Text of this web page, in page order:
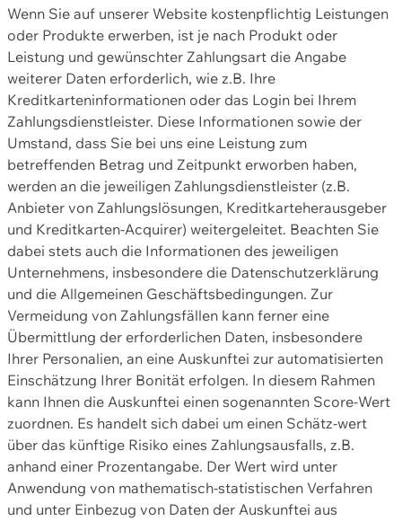
Wenn Sie auf unserer Website kostenpflichtig Leistungen
oder Produkte erwerben, ist je nach Produkt oder
Leistung und gewünschter Zahlungsart die Angabe
weiterer Daten erforderlich, wie z.B. Ihre
Kreditkarteninformationen oder das Login bei Ihrem
Zahlungsdienstleister. Diese Informationen sowie der
Umstand, dass Sie bei uns eine Leistung zum
betreffenden Betrag und Zeitpunkt erworben haben,
werden an die jeweiligen Zahlungsdienstleister (z.B.
Anbieter von Zahlungslösungen, Kreditkarteherausgeber
und Kreditkarten-Acquirer) weitergeleitet. Beachten Sie
dabei stets auch die Informationen des jeweiligen
Unternehmens, insbesondere die Datenschutzerklärung
und die Allgemeinen Geschäftsbedingungen. Zur
Vermeidung von Zahlungsfällen kann ferner eine
Übermittlung der erforderlichen Daten, insbesondere
Ihrer Personalien, an eine Auskunftei zur automatisierten
Einschätzung Ihrer Bonität erfolgen. In diesem Rahmen
kann Ihnen die Auskunftei einen sogenannten Score-Wert
zuordnen. Es handelt sich dabei um einen Schätz-wert
über das künftige Risiko eines Zahlungsausfalls, z.B.
anhand einer Prozentangabe. Der Wert wird unter
Anwendung von mathematisch-statistischen Verfahren
und unter Einbezug von Daten der Auskunftei aus